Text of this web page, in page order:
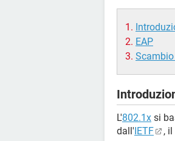
EAP
L'802.1x si
dall'IETF ,